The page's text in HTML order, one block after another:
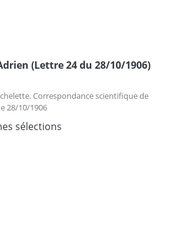
(Lettre 24 du 28/10/1906)
Correspondance scientifique de
28/10/1906
sélections